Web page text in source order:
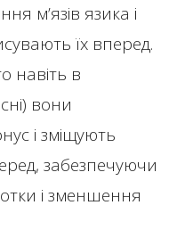
м’язів язика і
їх вперед.
навіть в
вони
і зміщують
забезпечуючи
і зменшення